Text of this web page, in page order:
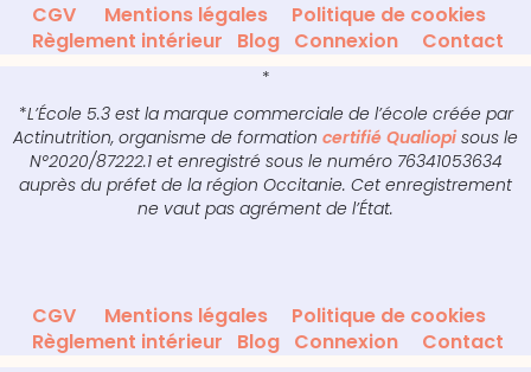
CGV Mentions légales
Politique de cookies
Règlement intérieur
Blog Connexion Contact
*
*L’École 5.3 est la marque commerciale de l’école créée par
Actinutrition, organisme de formation certifié Qualiopi sous le
N°2020/87222.1 et enregistré sous le numéro 76341053634
auprès du préfet de la région Occitanie. Cet enregistrement
ne vaut pas agrément de l’État.
CGV Mentions légales
Politique de cookies
Règlement intérieur
Blog Connexion Contact